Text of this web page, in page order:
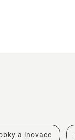
a inovace